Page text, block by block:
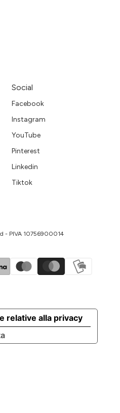
Social
Facebook
Instagram
YouTube
Pinterest
Linkedin
Tiktok
- PIVA 10756900014
relative alla privacy